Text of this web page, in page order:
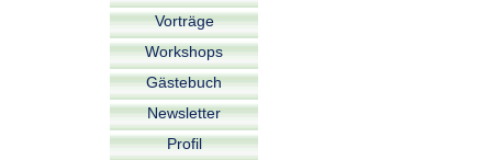
Vorträge
Workshops
Gästebuch
Newsletter
Profil